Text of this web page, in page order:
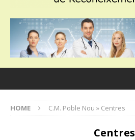
HOME C.M. Poble Nou » Centres
Centres